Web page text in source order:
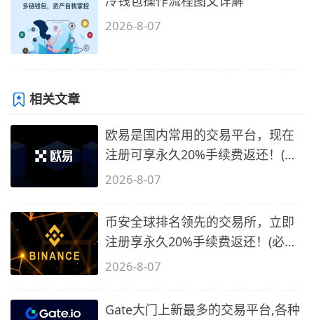
2026-8-07
相关文章
欧易是国内常用的交易平台，现在
注册可享永久20%手续费返还！(必
备1)
2026-8-07
币安全球排名领先的交易所，立即
注册享永久20%手续费返还！(必备
2)
2026-8-07
Gate大门上新最多的交易平台,各种